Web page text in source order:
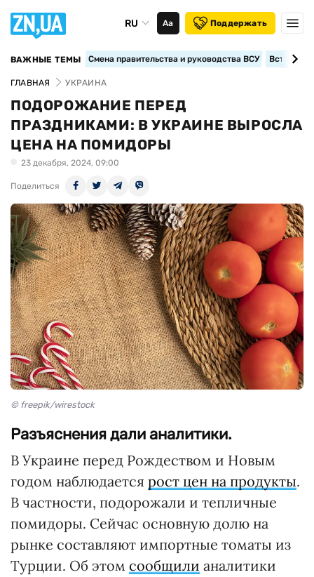
RU Аа Поддержать
ВАЖНЫЕ ТЕМЫ Смена правительства и руководства ВСУ
ГЛАВНАЯ УКРАИНА
ПОДОРОЖАНИЕ ПЕРЕД
ПРАЗДНИКАМИ: В УКРАИНЕ ВЫРОСЛА
ЦЕНА НА ПОМИДОРЫ
23 декабря, 2024, 09:00
Поделиться
© freepik/wirestock
Разъяснения дали аналитики.
В Украине перед Рождеством и Новым
годом наблюдается рост цен на продукты.
В частности, подорожали и тепличные
помидоры. Сейчас основную долю на
рынке составляют импортные томаты из
Турции. Об этом сообщили аналитики